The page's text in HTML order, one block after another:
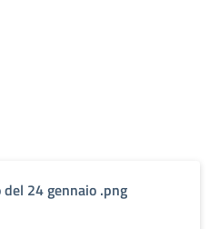
24 gennaio .png